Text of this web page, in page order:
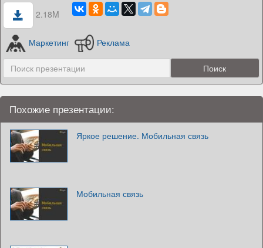
2.18M
Маркетинг Реклама
Похожие презентации:
Яркое решение. Мобильная связь
Мобильная связь